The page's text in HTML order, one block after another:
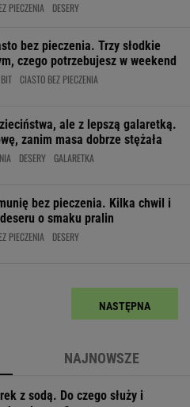
PIECZENIA DESERY
bez pieczenia. Trzy słodkie
czego potrzebujesz w weekend
CIASTO BEZ PIECZENIA
ale z lepszą galaretką.
zanim masa dobrze stężała
DESERY GALARETKA
bez pieczenia. Kilka chwil i
o smaku pralin
PIECZENIA DESERY
NASTĘPNA
NAJNOWSZE
z sodą. Do czego służy i